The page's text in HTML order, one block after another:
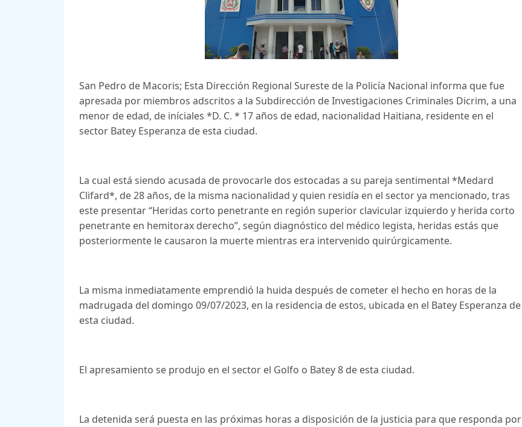
San Pedro de Macoris; Esta Dirección Regional Sureste de la Policía Nacional informa que fue
apresada por miembros adscritos a la Subdirección de Investigaciones Criminales Dicrim, a una
menor de edad, de iníciales *D. C. * 17 años de edad, nacionalidad Haitiana, residente en el
sector Batey Esperanza de esta ciudad.
La cual está siendo acusada de provocarle dos estocadas a su pareja sentimental *Medard
Clifard*, de 28 años, de la misma nacionalidad y quien residía en el sector ya mencionado, tras
este presentar “Heridas corto penetrante en región superior clavicular izquierdo y herida corto
penetrante en hemitorax derecho”, según diagnóstico del médico legista, heridas estás que
posteriormente le causaron la muerte mientras era intervenido quirúrgicamente.
La misma inmediatamente emprendió la huida después de cometer el hecho en horas de la
madrugada del domingo 09/07/2023, en la residencia de estos, ubicada en el Batey Esperanza de
esta ciudad.
El apresamiento se produjo en el sector el Golfo o Batey 8 de esta ciudad.
La detenida será puesta en las próximas horas a disposición de la justicia para que responda por